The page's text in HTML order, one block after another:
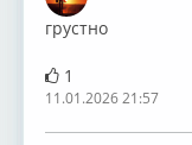
грустно
1
11.01.2026 21:57